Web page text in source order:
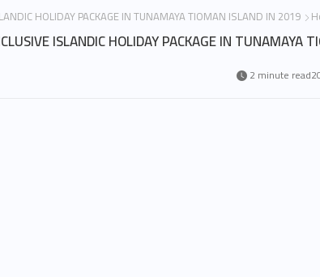
THE ULTIMATE ALL INCLUSIVE ISLANDIC HOLIDAY PACKAGE IN TUNAMAYA TIOMAN ISLAND IN 2019
ISLANDIC HOLIDAY PACKAGE IN TUNAMAYA
2 minute read